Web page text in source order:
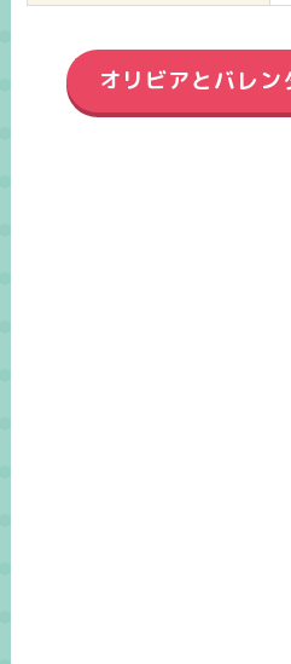
オリビアとバレン